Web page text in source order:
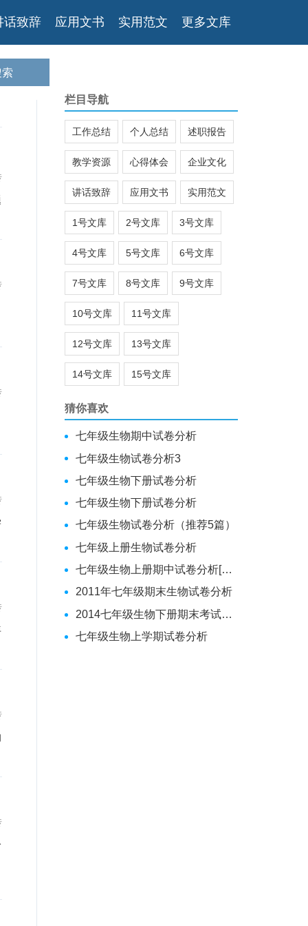
话致辞 应用文书 实用范文 更多文库
栏目导航
工作总结 个人总结 述职报告
教学资源 心得体会 企业文化
讲话致辞 应用文书 实用范文
1号文库 2号文库 3号文库
4号文库 5号文库 6号文库
7号文库 8号文库 9号文库
10号文库 11号文库
12号文库 13号文库
14号文库 15号文库
猜你喜欢
七年级生物期中试卷分析
七年级生物试卷分析3
七年级生物下册试卷分析
七年级生物下册试卷分析
七年级生物试卷分析（推荐5篇）
七年级上册生物试卷分析
七年级生物上册期中试卷分析[范文模版]
2011年七年级期末生物试卷分析
2014七年级生物下册期末考试试卷分析
七年级生物上学期试卷分析